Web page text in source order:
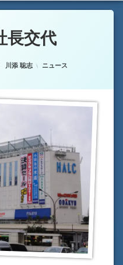
長交代
2022-09-05
川添 聡志 カテゴリー:
ニュース